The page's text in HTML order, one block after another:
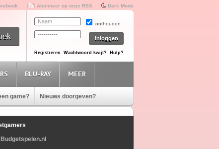
Abonneer op onze RSS Dark Mode
onthouden
Registreren Wachtwoord kwijt? Hulp?
BLU-RAY MEER
game? Nieuws doorgeven?
Budgetspelen.nl